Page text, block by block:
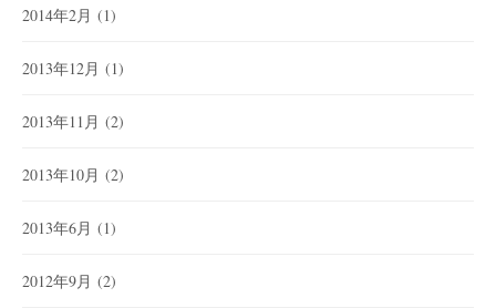
2014年2月 (1)
2013年12月 (1)
2013年11月 (2)
2013年10月 (2)
2013年6月 (1)
2012年9月 (2)